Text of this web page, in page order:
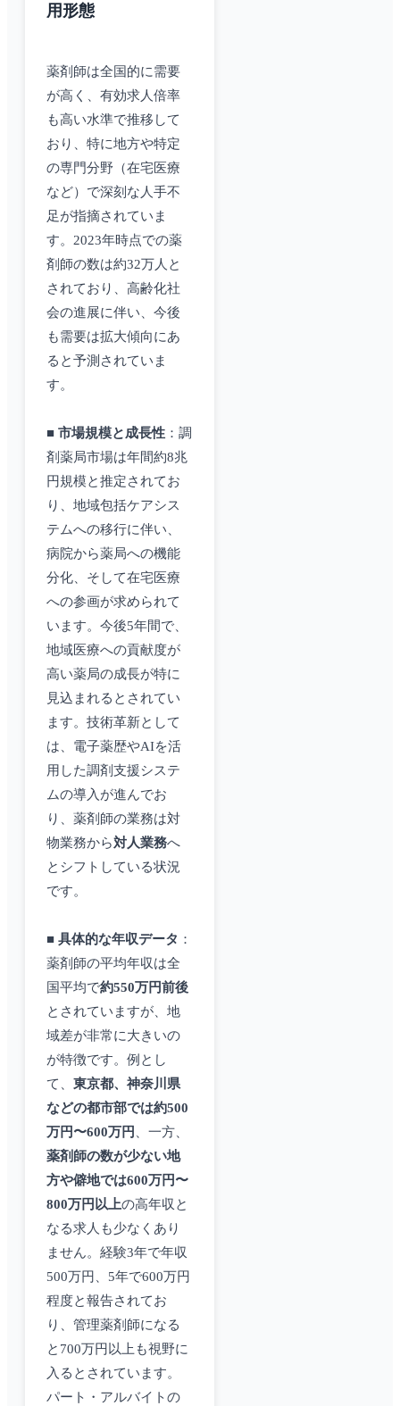
用形態
薬剤師は全国的に需要
が高く、有効求人倍率
も高い水準で推移して
おり、特に地方や特定
の専門分野（在宅医療
など）で深刻な人手不
足が指摘されていま
す。2023年時点での薬
剤師の数は約32万人と
されており、高齢化社
会の進展に伴い、今後
も需要は拡大傾向にあ
ると予測されていま
す。
■ 市場規模と成長性 ：調
剤薬局市場は年間約8兆
円規模と推定されてお
り、地域包括ケアシス
テムへの移行に伴い、
病院から薬局への機能
分化、そして在宅医療
への参画が求められて
います。今後5年間で、
地域医療への貢献度が
高い薬局の成長が特に
見込まれるとされてい
ます。技術革新として
は、電子薬歴やAIを活
用した調剤支援システ
ムの導入が進んでお
り、薬剤師の業務は対
物業務から対人業務へ
とシフトしている状況
です。
■ 具体的な年収データ ：
薬剤師の平均年収は全
国平均で約550万円前後
とされていますが、地
域差が非常に大きいの
が特徴です。例とし
て、 東京都、神奈川県
などの都市部では約500
万円〜600万円
、一方、
薬剤師の数が少ない地
方や僻地では600万円〜
800万円以上の高年収と
なる求人も少なくあり
ません。経験3年で年収
500万円、5年で600万円
程度と報告されてお
り、管理薬剤師になる
と700万円以上も視野に
入るとされています。
パート・アルバイトの